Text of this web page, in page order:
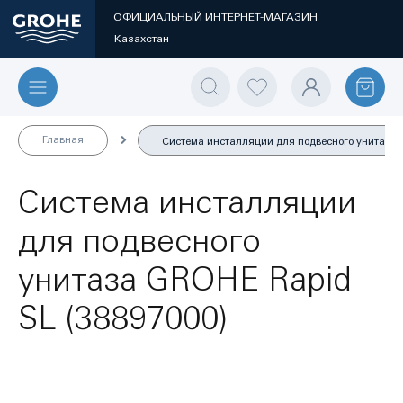
ОФИЦИАЛЬНЫЙ ИНТЕРНЕТ-МАГАЗИН
Казахстан
Главная Система инсталляции для подвесного унитаза
Система инсталляции
для подвесного
унитаза GROHE Rapid
SL (38897000)